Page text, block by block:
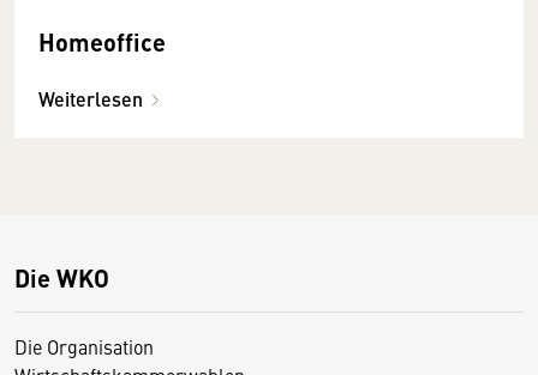
Homeoffice
Weiterlesen
Die WKO
Die Organisation